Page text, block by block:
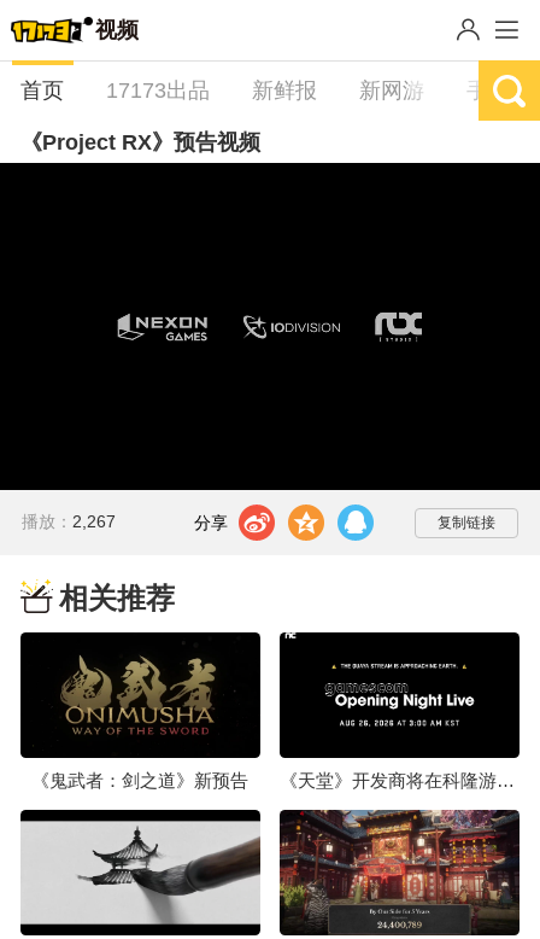
视频
首页 17173出品 新鲜报 新网游 手游
《Project RX》预告视频
100.00%
静
播放： 2,267 分享到：
t z q
相关推荐
《鬼武者：剑之道》新预告 《天堂》开发商将在科隆游戏展2026上公开未曝光新作